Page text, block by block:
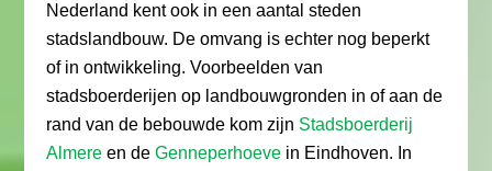
Nederland kent ook in een aantal steden
stadslandbouw. De omvang is echter nog beperkt
of in ontwikkeling. Voorbeelden van
stadsboerderijen op landbouwgronden in of aan de
rand van de bebouwde kom zijn Stadsboerderij
Almere en deGenneperhoeve in Eindhoven. In